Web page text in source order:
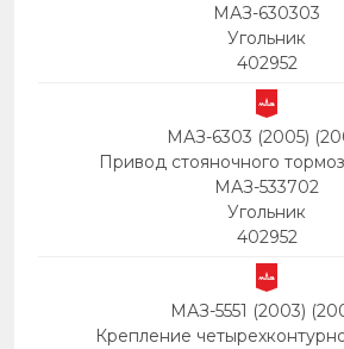
МАЗ-630303
Угольник
402952
МАЗ-6303 (2005)
Привод стояночного
МАЗ-533702
Угольник
402952
МАЗ-5551 (2003)
Крепление